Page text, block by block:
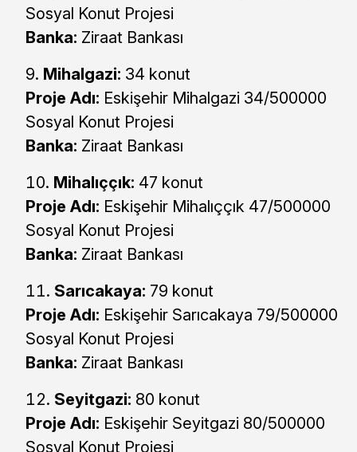
Sosyal Konut Projesi
Banka: Ziraat Bankası
Mihalgazi: 34 konut
Proje Adı: Eskişehir Mihalgazi 34/500000
Sosyal Konut Projesi
Banka: Ziraat Bankası
Mihalıççık: 47 konut
Proje Adı: Eskişehir Mihalıççık 47/500000
Sosyal Konut Projesi
Banka: Ziraat Bankası
Sarıcakaya: 79 konut
Proje Adı: Eskişehir Sarıcakaya 79/500000
Sosyal Konut Projesi
Banka: Ziraat Bankası
Seyitgazi: 80 konut
Proje Adı: Eskişehir Seyitgazi 80/500000
Sosyal Konut Projesi